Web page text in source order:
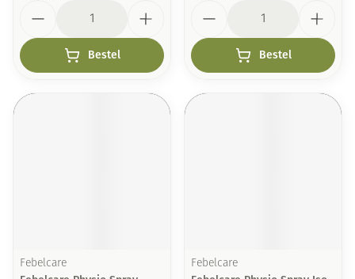
Bestel Bestel
Febelcare Febelcare